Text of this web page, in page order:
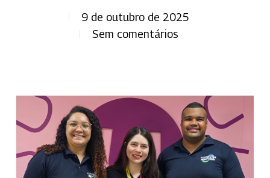
9 de outubro de 2025
Sem comentários